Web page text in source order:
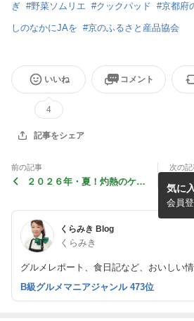
ぎ #野菜ソムリエ #クックパッド #京都府
しのなかにJAを #京のふるさと産品協会
いいね
4
コメント
記事をシェア
前の記事
２０２６年・夏！灼熱のケチ
次の記
２０
ング
くらみき Blog
くらみき
グルメレポート、食日記など、おいしい情
気に
会員
B級グルメマニアジャンル 473位